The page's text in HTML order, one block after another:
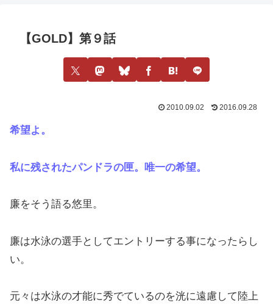
【GOLD】第９話
2010.09.02 2016.09.28
希望よ。
私に残されたパンドラの匣。唯一の希望。
廉をそう語る悠里。
廉は水泳の選手としてエントリーする事になったらし
い。
元々は水泳の才能に秀でているのを洸に遠慮して陸上